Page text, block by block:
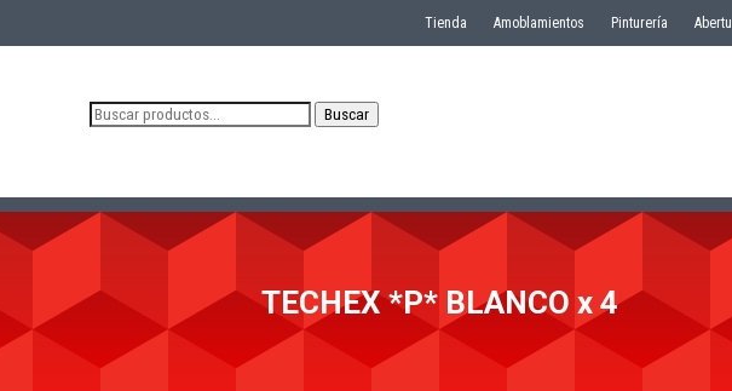
Tienda Amoblamientos Pinturería
Buscar
Buscar
TECHEX *P* BLANCO x 4